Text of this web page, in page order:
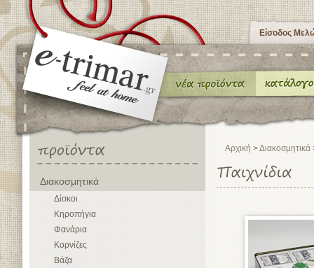
Είσοδος
Διακοσμητικά
Δίσκοι
Κηροπήγια
Φανάρια
Κορνίζες
Βάζα
Αρχική >Διακοσμητικά